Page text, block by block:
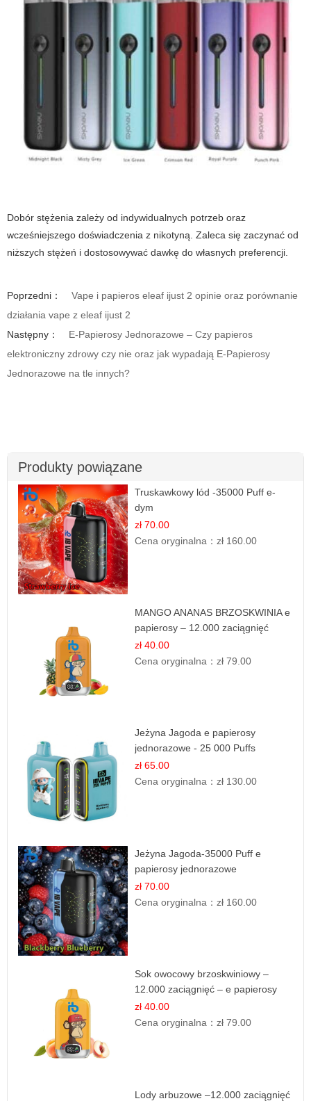
Dobór stężenia zależy od indywidualnych potrzeb oraz
wcześniejszego doświadczenia z nikotyną. Zaleca się zaczynać od
niższych stężeń i dostosowywać dawkę do własnych preferencji.
Poprzedni：
Vape i papieros eleaf ijust 2 opinie oraz porównanie
działania vape z eleaf ijust 2
Następny：
E-Papierosy Jednorazowe – Czy papieros
elektroniczny zdrowy czy nie oraz jak wypadają E-Papierosy
Jednorazowe na tle innych?
Produkty powiązane
Truskawkowy lód -35000 Puff e-
dym
zł 70.00
Cena oryginalna：zł 160.00
MANGO ANANAS BRZOSKWINIA e
papierosy – 12.000 zaciągnięć
zł 40.00
Cena oryginalna：zł 79.00
Jeżyna Jagoda e papierosy
jednorazowe - 25 000 Puffs
zł 65.00
Cena oryginalna：zł 130.00
Jeżyna Jagoda-35000 Puff e
papierosy jednorazowe
zł 70.00
Cena oryginalna：zł 160.00
Sok owocowy brzoskwiniowy –
12.000 zaciągnięć – e papierosy
jednorazowe
zł 40.00
Cena oryginalna：zł 79.00
Lody arbuzowe –12.000 zaciągnięć